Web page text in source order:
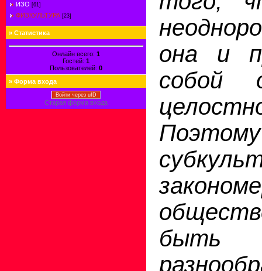
ИЗО [61]
ФИЗКУЛЬТУРА [23]
» Статистика
Онлайн всего: 1
Гостей: 1
Пользователей: 0
» Форма входа
Войти через uID
Старая форма входа
она и
собой